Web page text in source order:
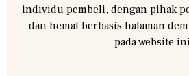
individu pembeli, dengan pihak
dan hemat berbasis halaman
pada website